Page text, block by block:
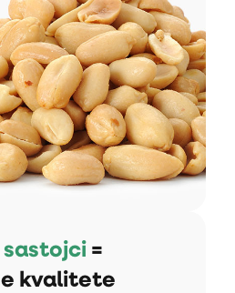
sastojci =
kvalitete